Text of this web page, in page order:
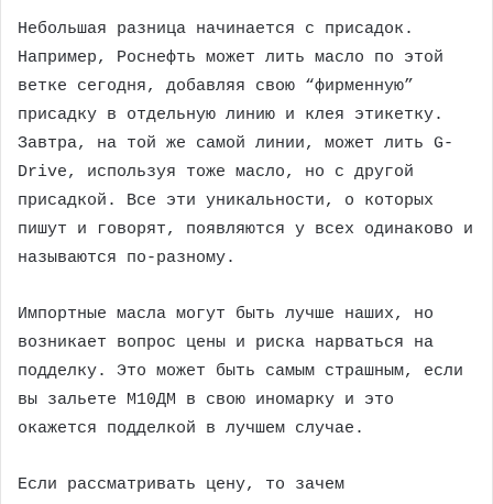
Небольшая разница начинается с присадок.
Например, Роснефть может лить масло по этой
ветке сегодня, добавляя свою “фирменную”
присадку в отдельную линию и клея этикетку.
Завтра, на той же самой линии, может лить G-
Drive, используя тоже масло, но с другой
присадкой. Все эти уникальности, о которых
пишут и говорят, появляются у всех одинаково и
называются по-разному.
Импортные масла могут быть лучше наших, но
возникает вопрос цены и риска нарваться на
подделку. Это может быть самым страшным, если
вы зальете М10ДМ в свою иномарку и это
окажется подделкой в лучшем случае.
Если рассматривать цену, то зачем